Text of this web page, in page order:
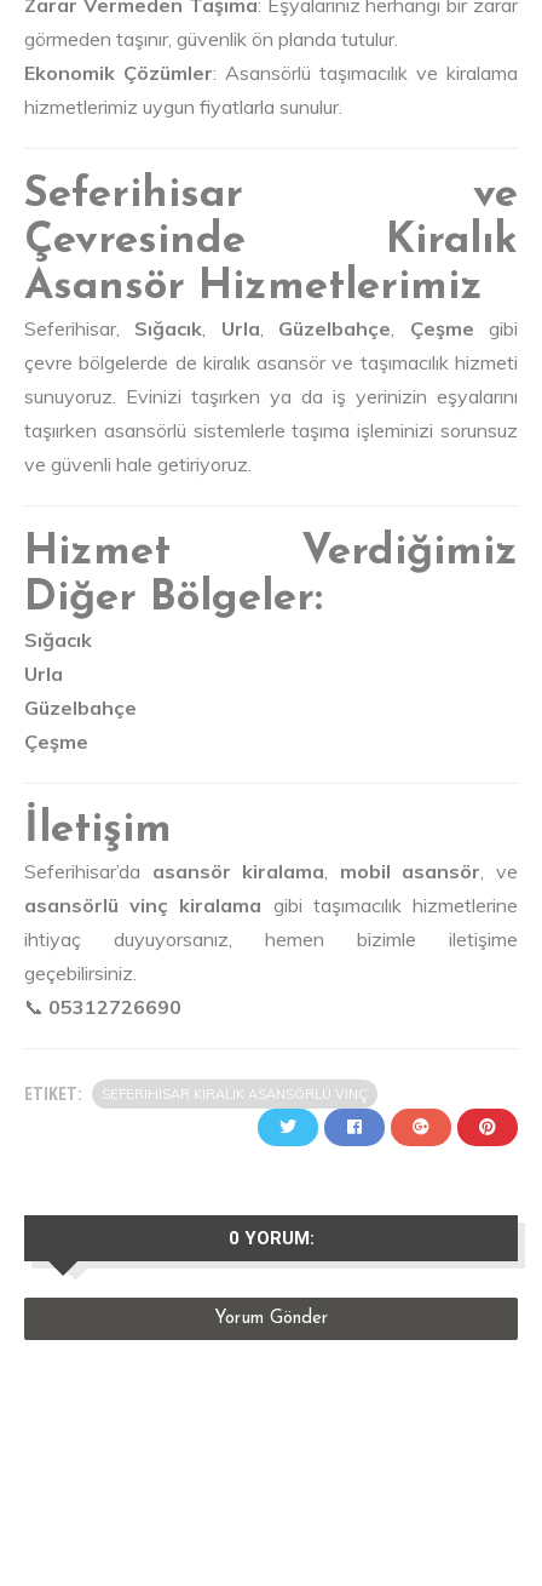
görmeden taşınır, güvenlik ön planda tutulur.
Ekonomik Çözümler: Asansörlü taşımacılık ve kiralama
hizmetlerimiz uygun fiyatlarla sunulur.
Seferihisar ve
Çevresinde Kiralık
Asansör Hizmetlerimiz
Seferihisar, Sığacık Urla Güzelbahçe Çeşme gibi
çevre bölgelerde de kiralık asansör ve taşımacılık hizmeti
sunuyoruz. Evinizi taşırken ya da iş yerinizin eşyalarını
taşıırken asansörlü sistemlerle taşıma işleminizi sorunsuz
ve güvenli hale getiriyoruz.
Hizmet Verdiğimiz
Diğer Bölgeler:
Sığacık
Urla
Güzelbahçe
Çeşme
İletişim
Seferihisar’da asansör kiralama mobil asansör , ve
asansörlü vinç kiralama gibi taşımacılık hizmetlerine
ihtiyaç duyuyorsanız, hemen bizimle iletişime
geçebilirsiniz.
📞 05312726690
ETIKET: SEFERIHISAR KIRALIK ASANSÖRLÜ VINÇ
0 YORUM:
Yorum Gönder